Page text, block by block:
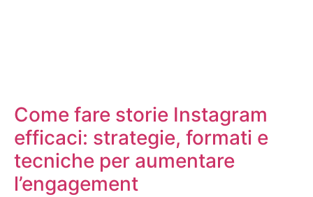
Come fare storie Instagram
efficaci: strategie, formati e
tecniche per aumentare
l’engagement